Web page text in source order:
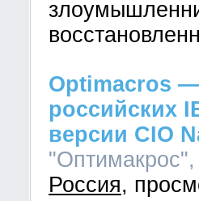
Optimacros —
российских
версии CIO
Россия